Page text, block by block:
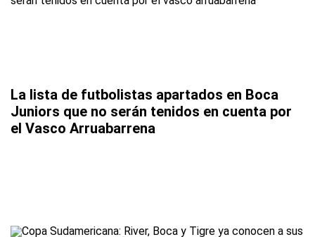
La lista de futbolistas apartados en Boca
Juniors que no serán tenidos en cuenta por
el Vasco Arruabarrena